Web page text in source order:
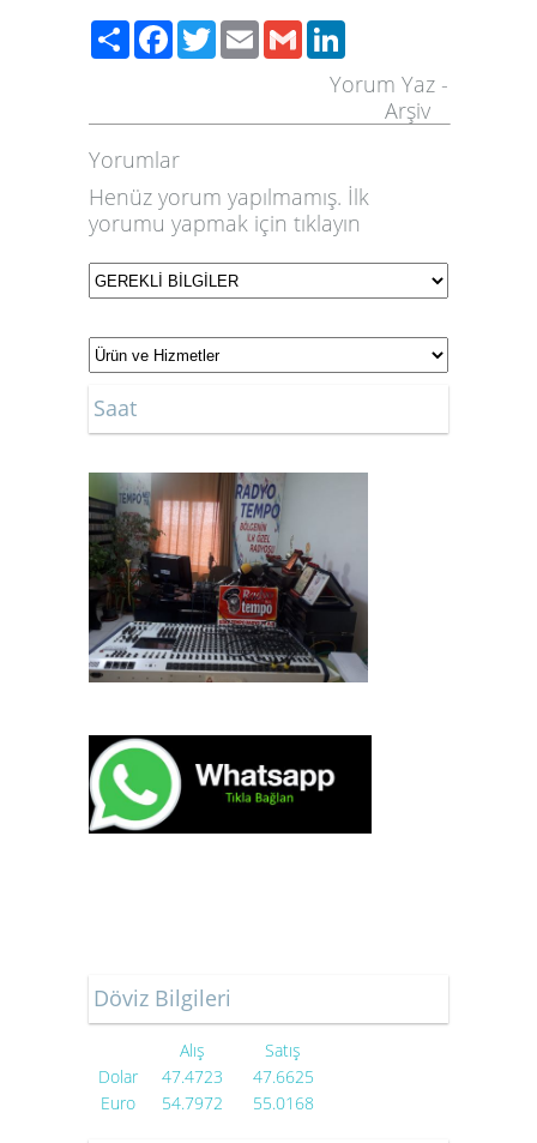
ShareFacebook
TwitterEmailGmail
Yorum Yaz -
Arşiv
Yorumlar
Henüz yorum yapılmamış. İlk
yorumu yapmak için tıklayın
Saat
Döviz Bilgileri
Alış
Satış
Dolar
47.4723
47.6625
Euro
54.7972 55.0168